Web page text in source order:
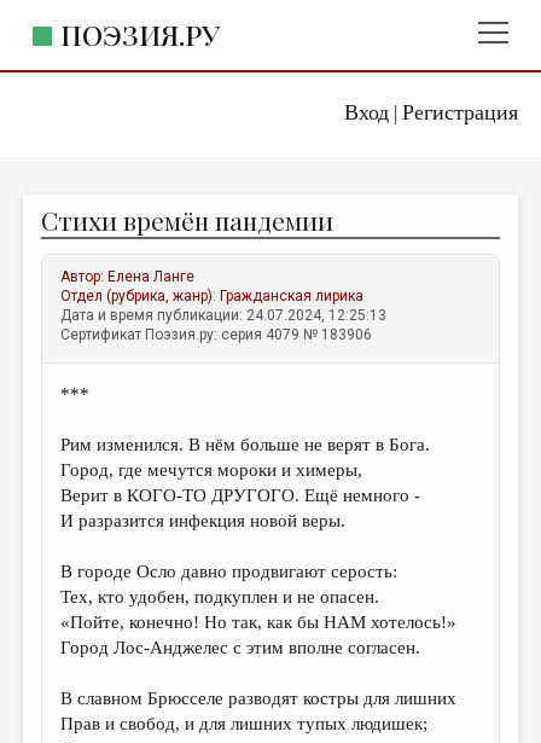
Вход| Регистрация
ПОЭЗИЯ.РУ
ЖАНРЫ
АВТОРЫ
КОММЕНТАРИИ
ЛИТСАЛОН
НОВОСТИ
ПРАВИЛА САЙТА
ОТДЕЛЫ И РУБРИКИ
ИЗБРАННОЕ
ДАЙДЖЕСТ
ПРОИЗВЕДЕНИЯ
ПЕРЕВОДЫ
КОНКУРСЫ
Стихи времён пандемии
Автор: Елена Ланге
Отдел (рубрика, жанр): Гражданская лирика
Дата и время публикации: 24.07.2024, 12:25:13
Сертификат Поэзия.ру: серия 4079 № 183906
***
Рим изменился. В нём больше не верят в Бога.
Город, где мечутся мороки и химеры,
Верит в КОГО-ТО ДРУГОГО. Ещё немного -
И разразится инфекция новой веры.
В городе Осло давно продвигают серость:
Тех, кто удобен, подкуплен и не опасен.
«Пойте, конечно! Но так, как бы НАМ хотелось!»
Город Лос-Анджелес с этим вполне согласен.
В славном Брюсселе разводят костры для лишних
Прав и свобод, и для лишних тупых людишек;